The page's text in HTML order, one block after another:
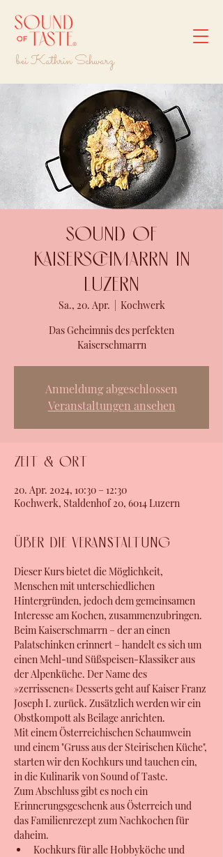
bei Kathrin Schwarz
Sound of
Kaiserschmarrn in
LUZERN
Sa., 20. Apr.
Kochwerk
Das Geheimnis des perfekten
Kaiserschmarrn
Anmeldung abgeschlossen
Veranstaltungen ansehen
Zeit & Ort
20. Apr. 2024, 10:30 – 12:30
Kochwerk, Staldenhof 20, 6014 Luzern
Über die Veranstaltung
Dieser Kurs bietet die Möglichkeit,
Menschen mit unterschiedlichen
Hintergründen, jedoch dem gemeinsamen
Interesse am Kochen, zusammenzubringen.
Beim Kaiserschmarrn – der an einen
Palatschinken erinnert – handelt es sich um
einen Mehl-und Süßspeisen-Klassiker aus
der Alpenküche. Der Name des
»zerrissenen« Desserts geht auf Kaiser Franz
Joseph I. zurück. Zusätzlich werden wir ein
Obstkompott als Beilage anrichten.
Mit einem Österreichischen Schaumwein
und einem "Gruss aus der Steirischen Küche",
starten wir den Kochkurs und tauchen ein,
in die Kulinarik von Sound of Taste.
Zum Abschluss gibt es noch ein
Erinnerungsgeschenk aus Österreich und
das Familienrezept zum Nachkochen für
daheim.
Kochkurs für alle Hobbyköche und